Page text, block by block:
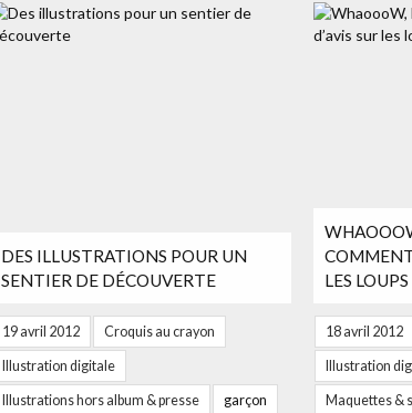
DES ILLUSTRATIONS POUR UN
SENTIER DE DÉCOUVERTE
19 avril 2012 Croquis au crayon
Illustration digitale
Illustrations hors album & presse garçon
COMMENT
LES LOUPS
18 avril 2012
Illustration
Maquettes &